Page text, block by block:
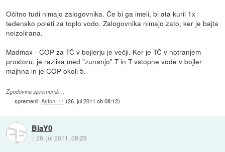
Očitno tudi nimajo zalogovnika. Če bi ga imeli, bi ata kuril 1x
tedensko poleti za toplo vodo. Zalogovnika nimajo zato, ker je bajta
neizolirana.
Madmax - COP za TČ v bojlerju je večji. Ker je TČ v notranjem
prostoru, je razlika med "zunanjo" T in T vstopne vode v bojler
majhna in je COP okoli 5.
Zgodovina sprememb…
spremenil:Aston_11 (26. jul 2011 ob 08:12)
BlaY0
::26. jul 2011, 08:28